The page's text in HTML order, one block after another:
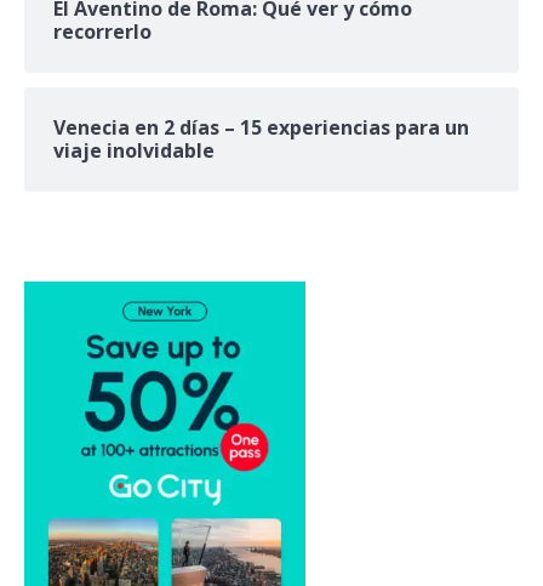
El Aventino de Roma: Qué ver y cómo
recorrerlo
Venecia en 2 días – 15 experiencias para un
viaje inolvidable